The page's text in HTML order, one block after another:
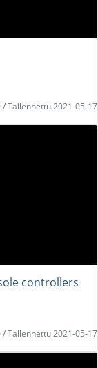
/ Tallennettu 2021-05-17
controllers
/ Tallennettu 2021-05-17